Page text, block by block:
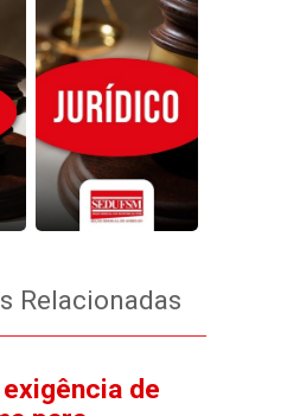
Relacionadas
de